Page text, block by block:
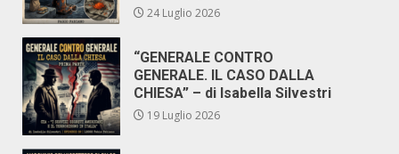
24 Luglio 2026
“GENERALE CONTRO
GENERALE. IL CASO DALLA
CHIESA” – di Isabella Silvestri
19 Luglio 2026